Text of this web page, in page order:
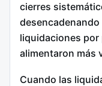
cierres
desencadenando
liquidaciones por
alimentaron más
Cuando las